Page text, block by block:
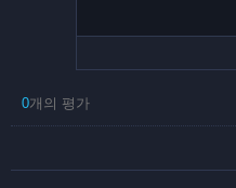
0개의 평가